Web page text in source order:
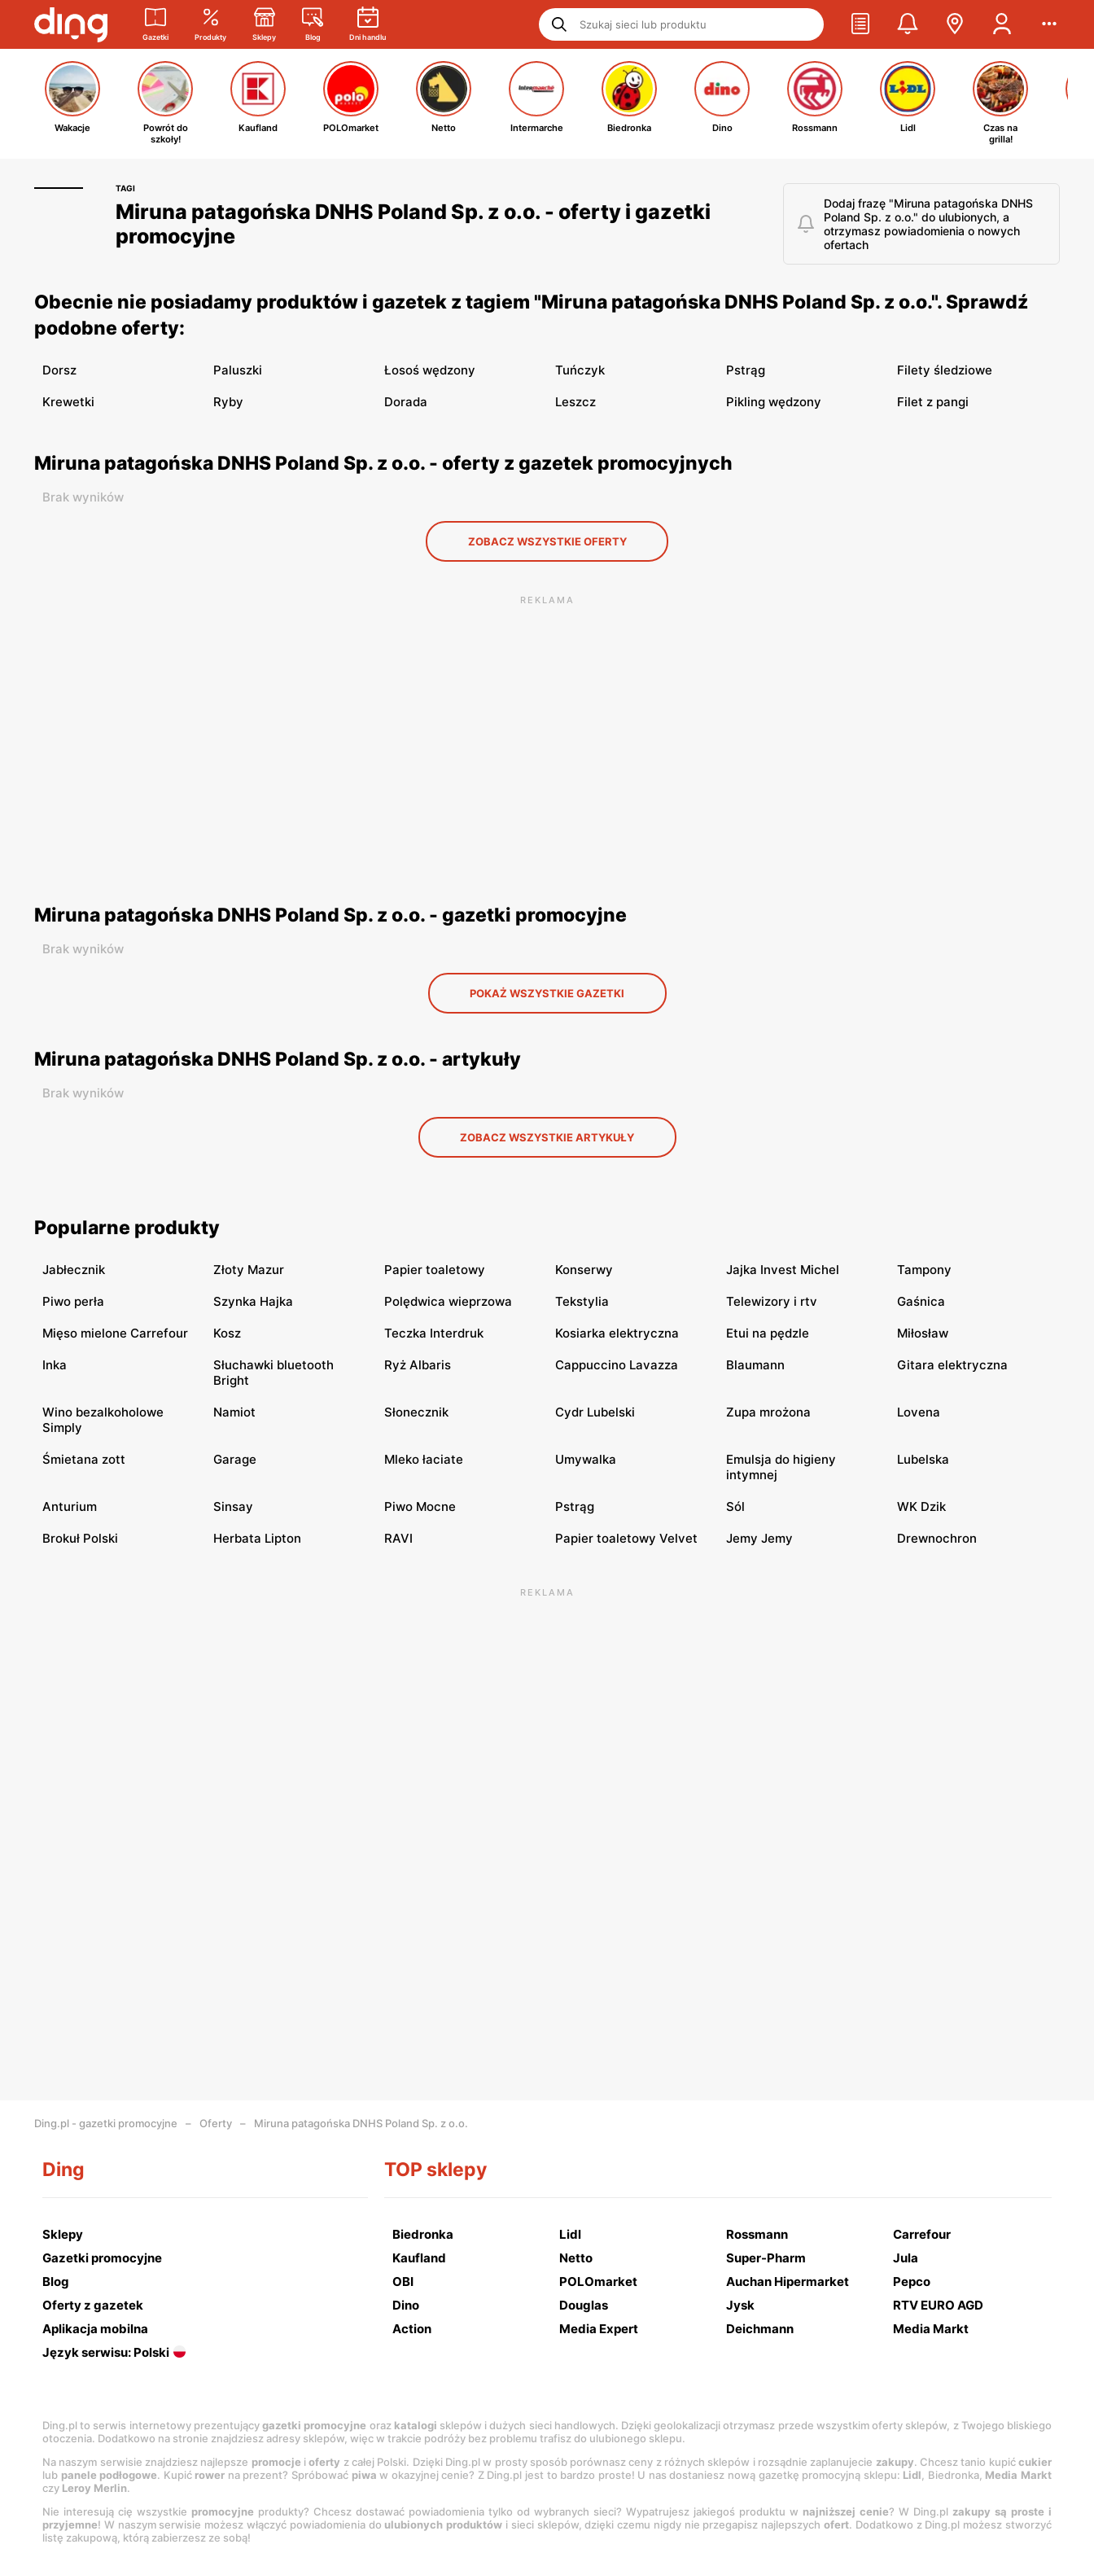
Gazetki Produkty Sklepy Blog Dni handlu
Wakacje
Powrót do
szkoły!
Kaufland POLOmarket Netto Intermarche Biedronka Dino Rossmann Lidl
Czas na
grilla!
TAGI
Miruna patagońska DNHS Poland Sp. z o.o. - oferty i gazetki
promocyjne
Dodaj frazę "Miruna patagońska DNHS
Poland Sp. z o.o." do ulubionych, a
otrzymasz powiadomienia o nowych
ofertach
Obecnie nie posiadamy produktów i gazetek z tagiem "Miruna patagońska DNHS Poland Sp. z o.o.". Sprawdź
podobne oferty:
Dorsz Paluszki Łosoś wędzony Tuńczyk Pstrąg Filety śledziowe
Krewetki Ryby Dorada Leszcz Pikling wędzony Filet z pangi
Miruna patagońska DNHS Poland Sp. z o.o. - oferty z gazetek promocyjnych
Brak wyników
ZOBACZ WSZYSTKIE OFERTY
REKLAMA
Miruna patagońska DNHS Poland Sp. z o.o. - gazetki promocyjne
Brak wyników
POKAŻ WSZYSTKIE GAZETKI
Miruna patagońska DNHS Poland Sp. z o.o. - artykuły
Brak wyników
ZOBACZ WSZYSTKIE ARTYKUŁY
Popularne produkty
Jabłecznik Złoty Mazur Papier toaletowy Konserwy Jajka Invest Michel Tampony
Piwo perła Szynka Hajka Polędwica wieprzowa Tekstylia Telewizory i rtv Gaśnica
Mięso mielone Carrefour Kosz Teczka Interdruk Kosiarka elektryczna Etui na pędzle Miłosław
Inka
Słuchawki bluetooth
Bright
Ryż Albaris Cappuccino Lavazza Blaumann Gitara elektryczna
Wino bezalkoholowe
Simply
Namiot Słonecznik Cydr Lubelski Zupa mrożona Lovena
Śmietana zott Garage Mleko łaciate Umywalka
Emulsja do higieny
intymnej
Lubelska
Anturium Sinsay Piwo Mocne Pstrąg Sól WK Dzik
Brokuł Polski Herbata Lipton RAVI Papier toaletowy Velvet Jemy Jemy Drewnochron
REKLAMA
Ding.pl - gazetki promocyjne Oferty Miruna patagońska DNHS Poland Sp. z o.o.
Ding
Sklepy
Gazetki promocyjne
Blog
Oferty z gazetek
Aplikacja mobilna
Język serwisu: Polski
TOP sklepy
Biedronka Lidl Rossmann
Carrefour
Kaufland
Netto Super-Pharm
Jula
OBI
POLOmarket Auchan Hipermarket
Pepco
Dino
Douglas Jysk
RTV EURO AGD
Action
Media Expert Deichmann Media Markt
Ding.pl to serwis internetowy prezentującygazetki promocyjne oraz katalogi sklepów i dużych sieci handlowych. Dzięki geolokalizacji otrzymasz przede wszystkim oferty sklepów, z Twojego bliskiego
otoczenia. Dodatkowo na stronie znajdziesz adresy sklepów, więc w trakcie podróży bez problemu trafisz do ulubionego sklepu.
Na naszym serwisie znajdziesz najlepsze promocje ioferty z całej Polski. Dzięki Ding.pl w prosty sposób porównasz ceny z różnych sklepów i rozsądnie zaplanujecie zakupy. Chcesz tanio kupićcukier
lub panele podłogowe. Kupić rower na prezent? Spróbować piwa w okazyjnej cenie? Z Ding.pl jest to bardzo proste! U nas dostaniesz nową gazetkę promocyjną sklepu: Lidl, Biedronka, Media Markt
czy Leroy Merlin.
Nie interesują cię wszystkie promocyjne produkty? Chcesz dostawać powiadomienia tylko od wybranych sieci? Wypatrujesz jakiegoś produktu w najniższej cenie? W Ding.pl zakupy są proste i
przyjemne! W naszym serwisie możesz włączyć powiadomienia do ulubionych produktów i sieci sklepów, dzięki czemu nigdy nie przegapisz najlepszychofert. Dodatkowo z Ding.pl możesz stworzyć
listę zakupową, którą zabierzesz ze sobą!